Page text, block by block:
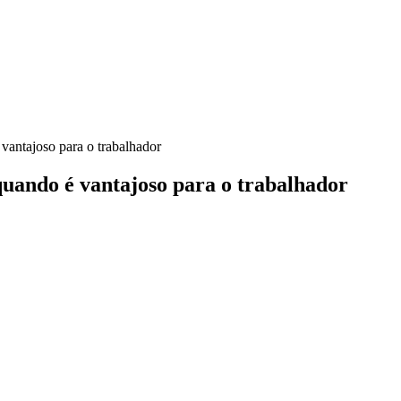
para o trabalhador
é vantajoso para o trabalhador